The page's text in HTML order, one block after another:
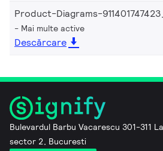
Product-Diagrams-
Mai multe active
Descărcare
Bulevardul Barbu Vacarescu 301-311
sector 2, Bucuresti